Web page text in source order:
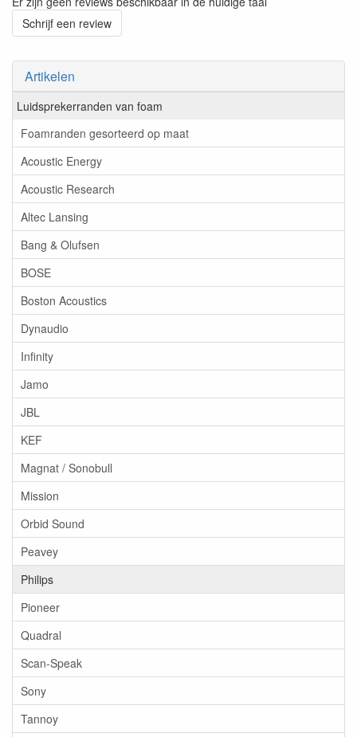
Artikelen
Luidsprekerranden van foam
Foamranden gesorteerd op maat
Acoustic Energy
Acoustic Research
Altec Lansing
Bang & Olufsen
BOSE
Boston Acoustics
Dynaudio
Infinity
Jamo
JBL
KEF
Magnat / Sonobull
Mission
Orbid Sound
Peavey
Philips
Pioneer
Quadral
Scan-Speak
Sony
Tannoy
Schrijf een review